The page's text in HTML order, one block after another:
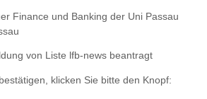
Finance und Banking der Uni Passau
von Liste lfb-news beantragt
klicken Sie bitte den Knopf: